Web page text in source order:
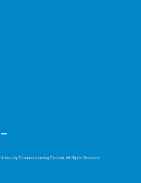
Distance Learning Division. All Rights Reserved.